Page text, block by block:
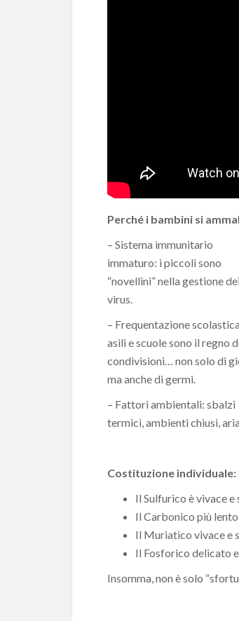
Perché i bambini si
– Sistema immunitario
immaturo: i piccoli sono
“novellini” nella gestione dei
virus.
– Frequentazione
asili e scuole sono il regno
condivisioni… non solo di
ma anche di germi.
– Fattori ambientali: sbalzi
termici, ambienti chiusi,
Costituzione individuale:
Il Sulfurico è vivace e
Il Carbonico più
Il Muriatico vivace e
Il Fosforico delicato
Insomma,non è solo